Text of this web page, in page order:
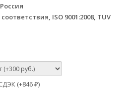
Россия
ISO 9001:2008, TUV
(+846 ₽)